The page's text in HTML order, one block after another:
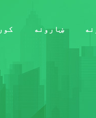
کور ښارونه